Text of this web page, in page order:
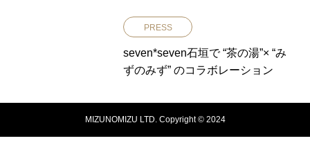
PRESS
seven*seven石垣で “茶の湯”× “み
ずのみず” のコラボレーション
MIZUNOMIZU LTD. Copyright © 2024